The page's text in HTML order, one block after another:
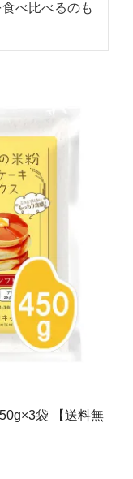
べ比べるのも
袋 【送料無